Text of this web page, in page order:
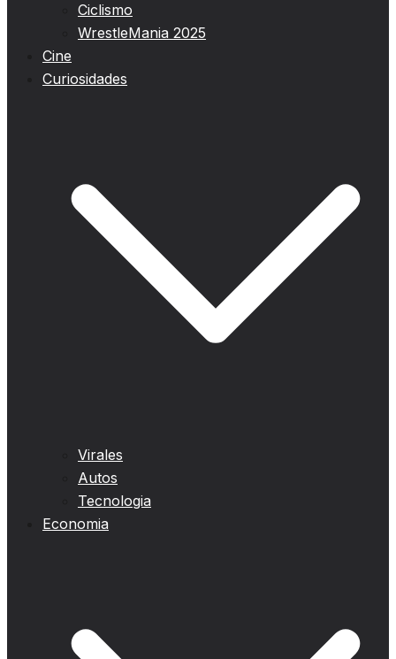
Ciclismo
WrestleMania 2025
Cine
Curiosidades
Virales
Autos
Tecnologia
Economia